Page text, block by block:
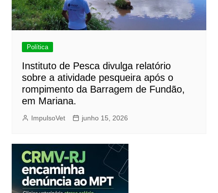
Política
Instituto de Pesca divulga relatório
sobre a atividade pesqueira após o
rompimento da Barragem de Fundão,
em Mariana.
ImpulsoVet junho 15, 2026